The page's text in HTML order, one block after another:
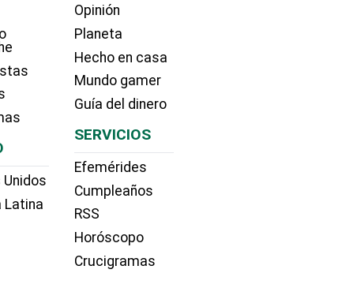
Latina
Opinión
Planeta
Hecho en casa
Mundo gamer
Guía del dinero
SERVICIOS
Efemérides
Cumpleaños
RSS
Horóscopo
Crucigramas